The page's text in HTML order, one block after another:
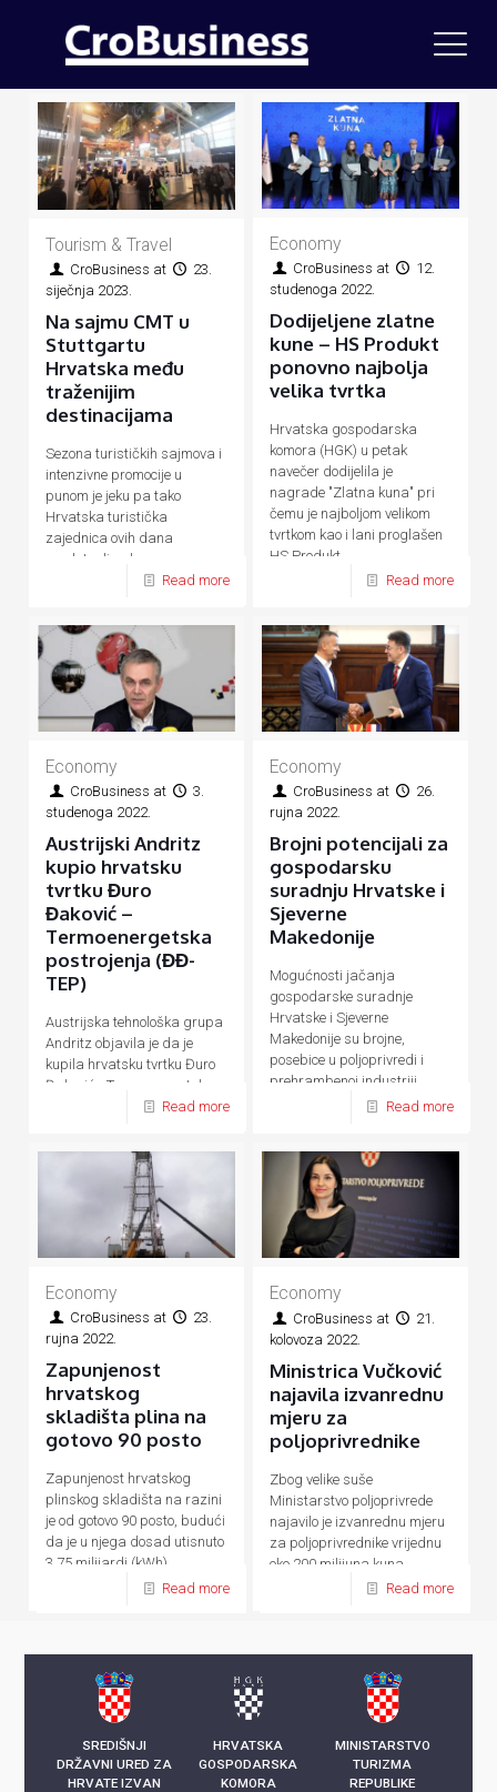
Tourism & Travel
CroBusiness at
23.
siječnja 2023.
Na sajmu CMT u
Stuttgartu
Hrvatska među
traženijim
destinacijama
Sezona turističkih sajmova i
intenzivne promocije u
punom je jeku pa tako
Hrvatska turistička
zajednica ovih dana
predstavlja ukupnu
hrvatsku turističku ponudu
Read more
Economy
CroBusiness at
12.
studenoga 2022.
Dodijeljene zlatne
kune – HS Produkt
ponovno najbolja
velika tvrtka
Hrvatska gospodarska
komora (HGK) u petak
navečer dodijelila je
nagrade "Zlatna kuna" pri
čemu je najboljom velikom
tvrtkom kao i lani proglašen
HS Produkt
Read more
Economy
CroBusiness at
3.
studenoga 2022.
Austrijski Andritz
kupio hrvatsku
tvrtku Đuro
Đaković –
Termoenergetska
postrojenja (ĐĐ-
TEP)
Austrijska tehnološka grupa
Andritz objavila je da je
kupila hrvatsku tvrtku Đuro
Đaković - Termoenergetska
postrojenja (ĐĐ-TEP)Read more
Economy
CroBusiness at
26.
rujna 2022.
Brojni potencijali za
gospodarsku
suradnju Hrvatske i
Sjeverne
Makedonije
Mogućnosti jačanja
gospodarske suradnje
Hrvatske i Sjeverne
Makedonije su brojne,
posebice u poljoprivredi i
prehrambenoj industriji,
energetici, prometu, turizmu
Read more
Economy
CroBusiness at
23.
rujna 2022.
Zapunjenost
hrvatskog
skladišta plina na
gotovo 90 posto
Zapunjenost hrvatskog
plinskog skladišta na razini
je od gotovo 90 posto, budući
da je u njega dosad utisnuto
3,75 milijardi (kWh)
kilowatsati plina
Read more
Economy
CroBusiness at
21.
kolovoza 2022.
Ministrica Vučković
najavila izvanrednu
mjeru za
poljoprivrednike
Zbog velike suše
Ministarstvo poljoprivrede
najavilo je izvanrednu mjeru
za poljoprivrednike vrijednu
oko 200 milijuna kuna
Read more
SREDIŠNJI
DRŽAVNI URED ZA
HRVATE IZVAN
HRVATSKA
GOSPODARSKA
KOMORA
MINISTARSTVO
TURIZMA
REPUBLIKE